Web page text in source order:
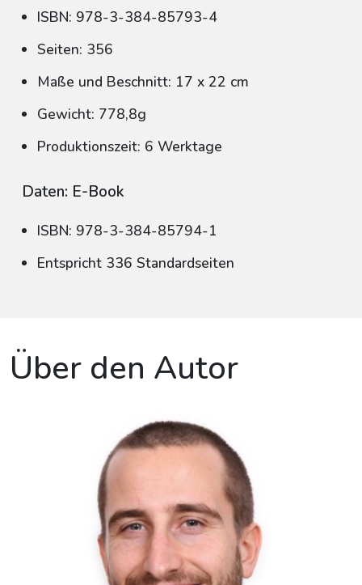
ISBN: 978-3-384-85793-4
Seiten: 356
Maße und Beschnitt: 17 x 22 cm
Gewicht: 778,8g
Produktionszeit: 6 Werktage
Daten: E-Book
ISBN: 978-3-384-85794-1
Entspricht 336 Standardseiten
Über den Autor